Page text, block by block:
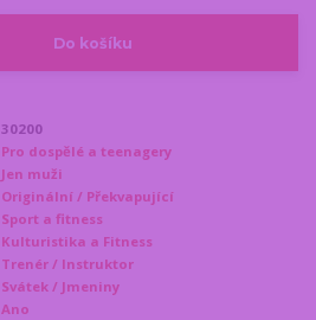
Do košíku
30200
Pro dospělé a teenagery
Jen muži
Originální / Překvapující
Sport a fitness
Kulturistika a Fitness
Trenér / Instruktor
Svátek / Jmeniny
Ano